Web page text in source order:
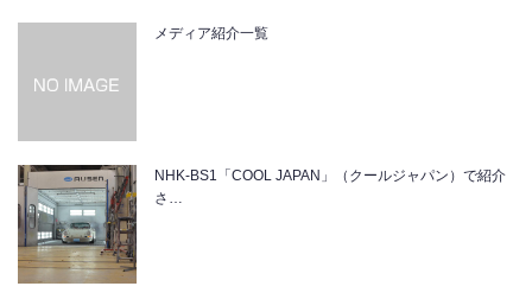
メディア紹介一覧
NHK-BS1「COOL JAPAN」（クールジャパン）で紹介
さ…